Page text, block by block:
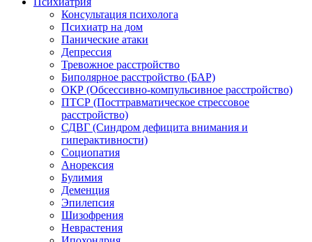
Консультация психолога
Психиатр на дом
Панические атаки
Депрессия
Тревожное расстройство
Биполярное расстройство (БАР)
ОКР (Обсессивно-компульсивное расстройство)
ПТСР (Посттравматическое стрессовое
расстройство)
СДВГ (Синдром дефицита внимания и
гиперактивности)
Социопатия
Анорексия
Булимия
Деменция
Эпилепсия
Шизофрения
Неврастения